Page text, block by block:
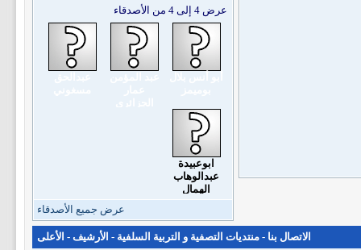
عرض 4 إلى 4 من الأصدقاء
ابوعبيدة
عبدالوهاب
الهمال
عرض جميع الأصدقاء
الاتصال بنا - منتديات التصفية و التربية السلفية - الأرشيف - الأعلى